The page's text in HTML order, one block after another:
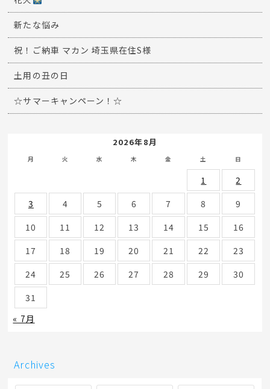
新たな悩み
祝！ご納車 マカン 埼玉県在住S様
土用の丑の日
☆サマーキャンペーン！☆
2026年8月
月 火 水 木 金 土 日
1
2
3
4 5 6 7 8
9
10
11 12 13 14 15
16
17
18 19 20 21 22
23
24
25 26 27 28 29
30
31
« 7月
Archives